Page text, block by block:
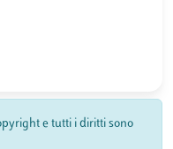
e tutti i diritti sono